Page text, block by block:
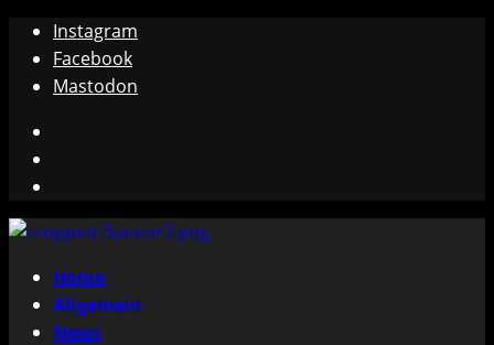
Zum
Inhalt
springen
Instagram
Facebook
Mastodon
Primäres
Menü
Home
Allgemein
News